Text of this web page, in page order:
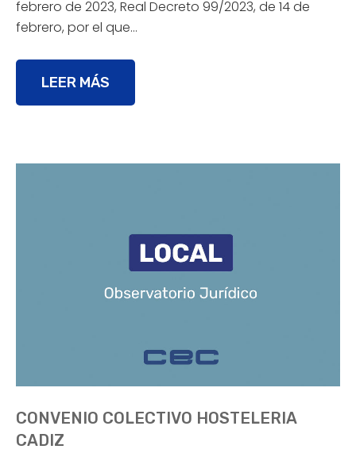
febrero de 2023, Real Decreto 99/2023, de 14 de
febrero, por el que…
LEER MÁS
CONVENIO COLECTIVO HOSTELERIA
CADIZ